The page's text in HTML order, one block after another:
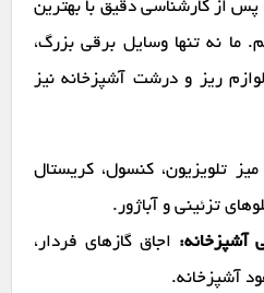
پس از کارشناسی دقیق با بهترین
ما نه تنها وسایل برقی بزرگ،
ریز و درشت آشپزخانه نیز
میز تلویزیون، کنسول، کریستال
تزئینی و آباژور.
آشپزخانه: اجاق گازهای فردار،
آشپزخانه.